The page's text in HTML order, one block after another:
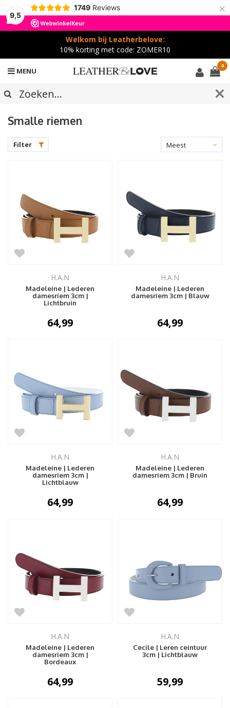
9,5
1749 Reviews ×
Welkom bij Leatherbelove:
10% korting met code: ZOMER10
MENU
0
Smalle riemen
Filter
Meest
H.A.N
Madeleine | Lederen
damesriem 3cm |
Lichtbruin
64,99
H.A.N
Madeleine | Lederen
damesriem 3cm | Blauw
64,99
H.A.N
Madeleine | Lederen
damesriem 3cm |
Lichtblauw
64,99
H.A.N
Madeleine | Lederen
damesriem 3cm | Bruin
64,99
H.A.N
Madeleine | Lederen
damesriem 3cm |
Bordeaux
64,99
H.A.N
Cecile | Leren ceintuur
3cm | Lichtblauw
59,99